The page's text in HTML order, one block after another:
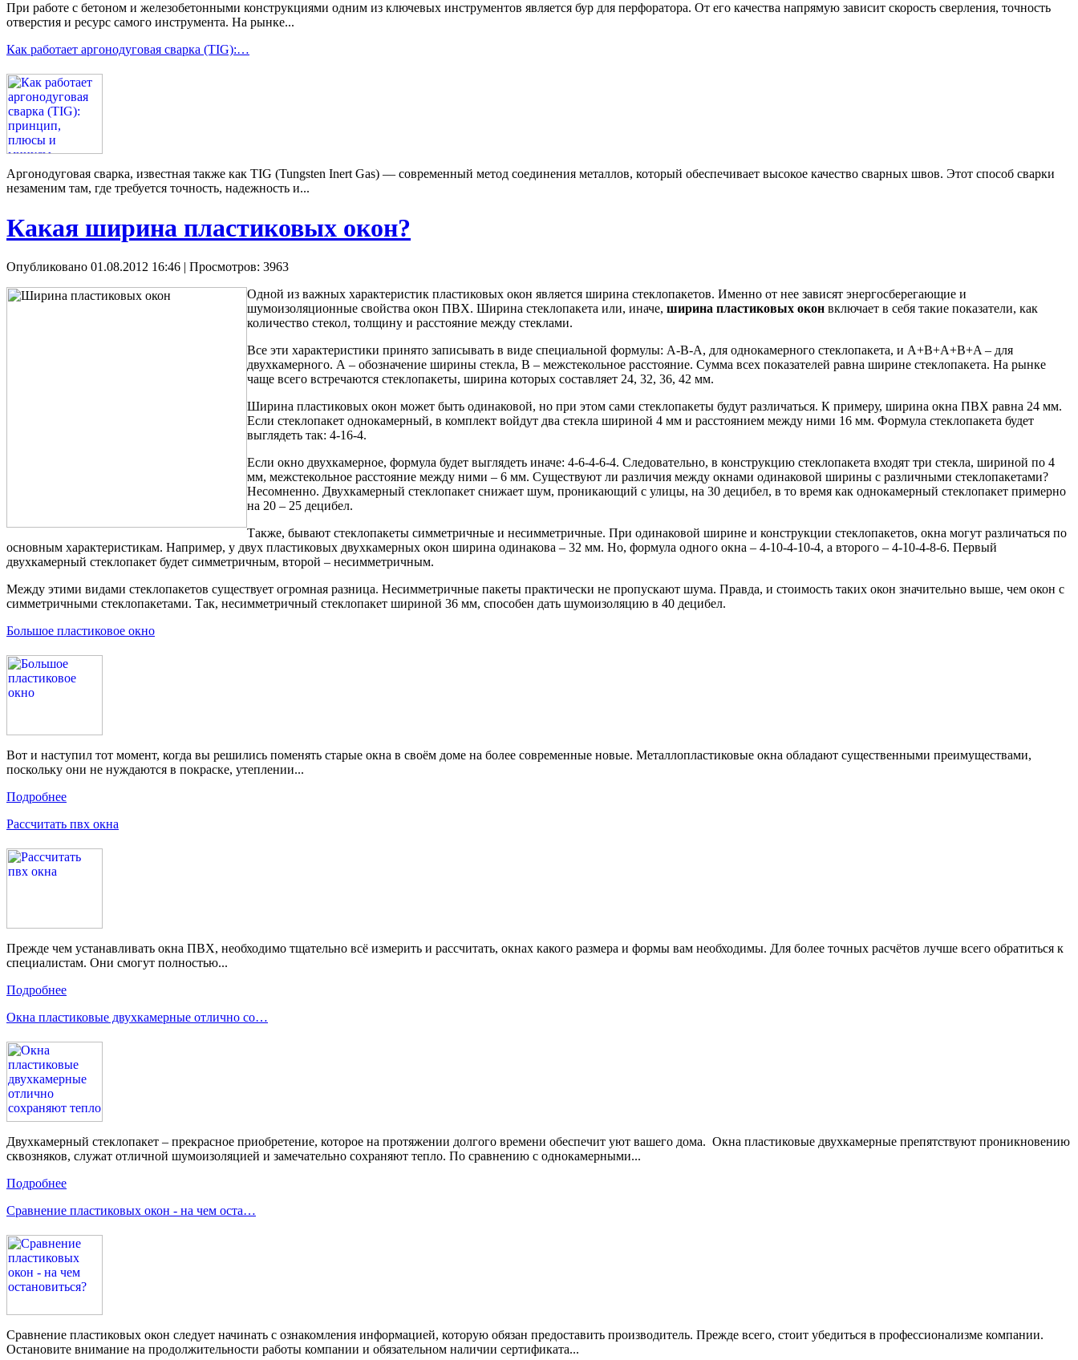
При работе с бетоном и железобетонными конструкциями одним из ключевых инструментов является бур для перфоратора. От его качества напрямую зависит скорость сверления, точность
отверстия и ресурс самого инструмента. На рынке...
Как работает аргонодуговая сварка (TIG):…
Аргонодуговая сварка, известная также как TIG (Tungsten Inert Gas) — современный метод соединения металлов, который обеспечивает высокое качество сварных швов. Этот способ сварки
незаменим там, где требуется точность, надежность и...
Какая ширина пластиковых окон?
Опубликовано 01.08.2012 16:46 | Просмотров: 3963
Одной из важных характеристик пластиковых окон является ширина стеклопакетов. Именно от нее зависят энергосберегающие и
шумоизоляционные свойства окон ПВХ. Ширина стеклопакета или, иначе, ширина пластиковых окон включает в себя такие показатели, как
количество стекол, толщину и расстояние между стеклами.
Все эти характеристики принято записывать в виде специальной формулы: А-В-А, для однокамерного стеклопакета, и A+B+A+B+A – для
двухкамерного. А – обозначение ширины стекла, В – межстекольное расстояние. Сумма всех показателей равна ширине стеклопакета. На рынке
чаще всего встречаются стеклопакеты, ширина которых составляет 24, 32, 36, 42 мм.
Ширина пластиковых окон может быть одинаковой, но при этом сами стеклопакеты будут различаться. К примеру, ширина окна ПВХ равна 24 мм.
Если стеклопакет однокамерный, в комплект войдут два стекла шириной 4 мм и расстоянием между ними 16 мм. Формула стеклопакета будет
выглядеть так: 4-16-4.
Если окно двухкамерное, формула будет выглядеть иначе: 4-6-4-6-4. Следовательно, в конструкцию стеклопакета входят три стекла, шириной по 4
мм, межстекольное расстояние между ними – 6 мм. Существуют ли различия между окнами одинаковой ширины с различными стеклопакетами?
Несомненно. Двухкамерный стеклопакет снижает шум, проникающий с улицы, на 30 децибел, в то время как однокамерный стеклопакет примерно
на 20 – 25 децибел.
Также, бывают стеклопакеты симметричные и несимметричные. При одинаковой ширине и конструкции стеклопакетов, окна могут различаться по
основным характеристикам. Например, у двух пластиковых двухкамерных окон ширина одинакова – 32 мм. Но, формула одного окна – 4-10-4-10-4, а второго – 4-10-4-8-6. Первый
двухкамерный стеклопакет будет симметричным, второй – несимметричным.
Между этими видами стеклопакетов существует огромная разница. Несимметричные пакеты практически не пропускают шума. Правда, и стоимость таких окон значительно выше, чем окон с
симметричными стеклопакетами. Так, несимметричный стеклопакет шириной 36 мм, способен дать шумоизоляцию в 40 децибел.
Большое пластиковое окно
Вот и наступил тот момент, когда вы решились поменять старые окна в своём доме на более современные новые. Металлопластиковые окна обладают существенными преимуществами,
поскольку они не нуждаются в покраске, утеплении...
Подробнее
Рассчитать пвх окна
Прежде чем устанавливать окна ПВХ, необходимо тщательно всё измерить и рассчитать, окнах какого размера и формы вам необходимы. Для более точных расчётов лучше всего обратиться к
специалистам. Они смогут полностью...
Подробнее
Окна пластиковые двухкамерные отлично со…
Двухкамерный стеклопакет – прекрасное приобретение, которое на протяжении долгого времени обеспечит уют вашего дома. Окна пластиковые двухкамерные препятствуют проникновению
сквозняков, служат отличной шумоизоляцией и замечательно сохраняют тепло. По сравнению с однокамерными...
Подробнее
Сравнение пластиковых окон - на чем оста…
Сравнение пластиковых окон следует начинать с ознакомления информацией, которую обязан предоставить производитель. Прежде всего, стоит убедиться в профессионализме компании.
Остановите внимание на продолжительности работы компании и обязательном наличии сертификата...